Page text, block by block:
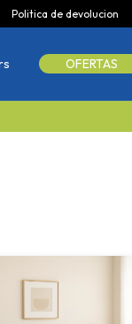
Politica de devolucion
OFERTAS